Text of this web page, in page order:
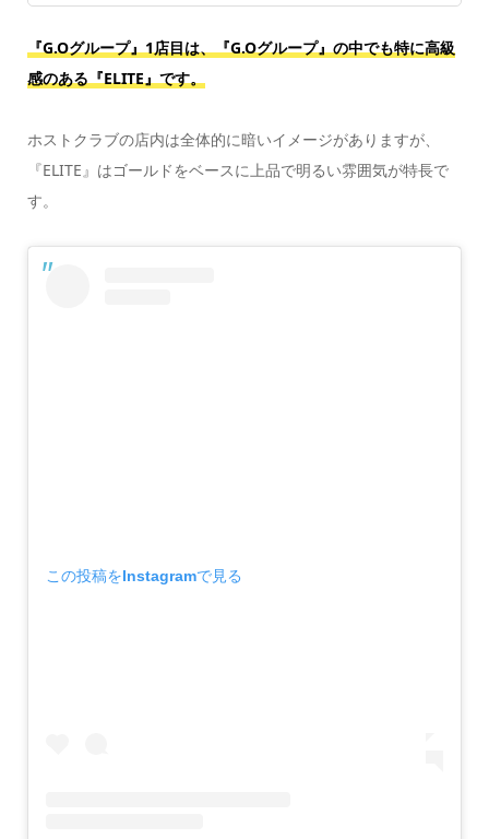
『G.Oグループ』1店目は、『G.Oグループ』の中でも特に高級
感のある『ELITE』です。
ホストクラブの店内は全体的に暗いイメージがありますが、
『ELITE』はゴールドをベースに上品で明るい雰囲気が特長で
す。
この投稿をInstagramで見る